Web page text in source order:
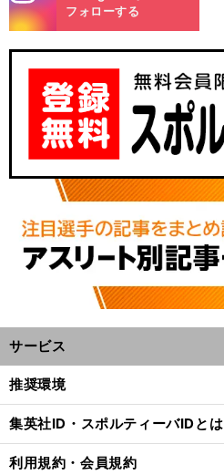
m
フォローする
サービス
推奨環境
集英社ID・スポルティーバIDとは
利用規約・会員規約